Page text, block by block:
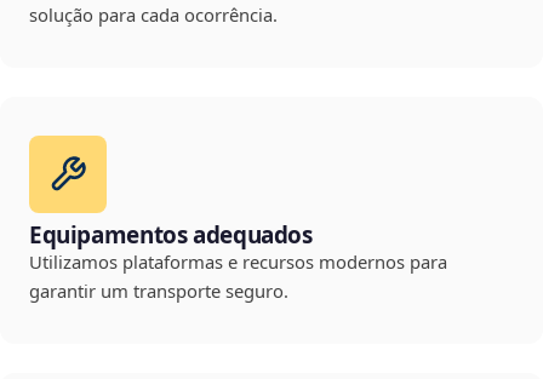
solução para cada ocorrência.
Equipamentos adequados
Utilizamos plataformas e recursos modernos para
garantir um transporte seguro.